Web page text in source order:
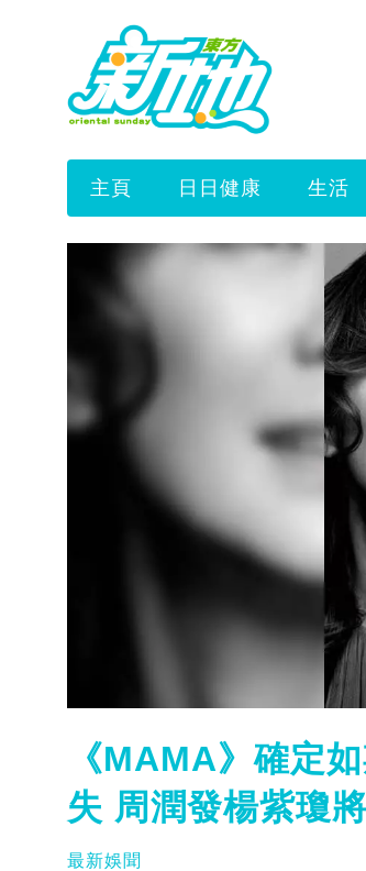
主頁 日日健康 生活
《MAMA》確定
失 周潤發楊紫瓊
最新娛聞